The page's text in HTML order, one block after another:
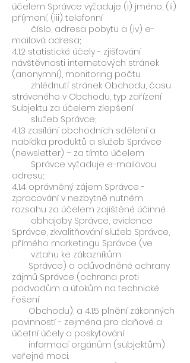
účelem Správce vyžaduje (i) jméno, (ii)
příjmení, (iii) telefonní
číslo, adresa pobytu a (iv) e-
mailová adresa;
4.1.2 statistické účely - zjišťování
návštěvnosti internetových stránek
(anonymní), monitoring počtu
zhlédnutí stránek Obchodu, času
stráveného v Obchodu, typ zařízení
Subjektu za účelem zlepšení
služeb Správce;
4.1.3 zasílání obchodních sdělení a
nabídka produktů a služeb Správce
(newsletter) – za tímto účelem
Správce vyžaduje e-mailovou
adresu;
4.1.4 oprávněný zájem Správce -
zpracování v nezbytně nutném
rozsahu za účelem zajištěné účinné
obhajoby Správce, evidence
Správce, zkvalitňování služeb Správce,
přímého marketingu Správce (ve
vztahu ke zákazníkům
Správce) a odůvodněné ochrany
zájmů Správce (ochrana proti
podvodům a útokům na technické
řešení
Obchodu); a 4.1.5 plnění zákonných
povinností - zejména pro daňové a
účetní účely a poskytování
informací orgánům (subjektům)
veřejné moci.